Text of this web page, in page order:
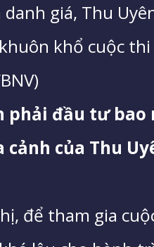
giá, Thu
khổ cuộc
phải đầu tư
của Thu
để tham gia